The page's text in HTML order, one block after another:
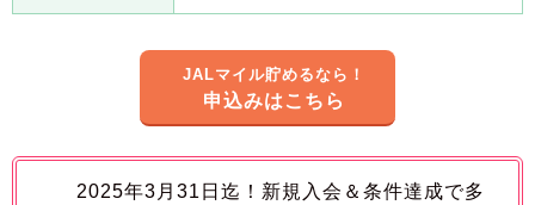
JALマイル貯めるなら！
申込みはこちら
2025年3月31日迄！新規入会＆条件達成で多